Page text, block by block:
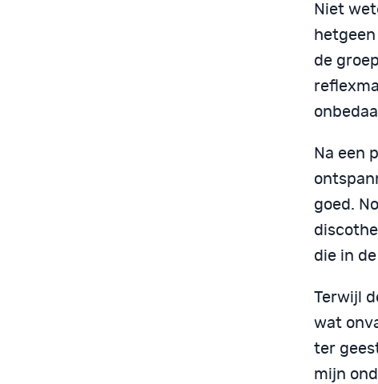
Niet
de
Na een
goed.
die in
Terwijl
wat
ter
mijn